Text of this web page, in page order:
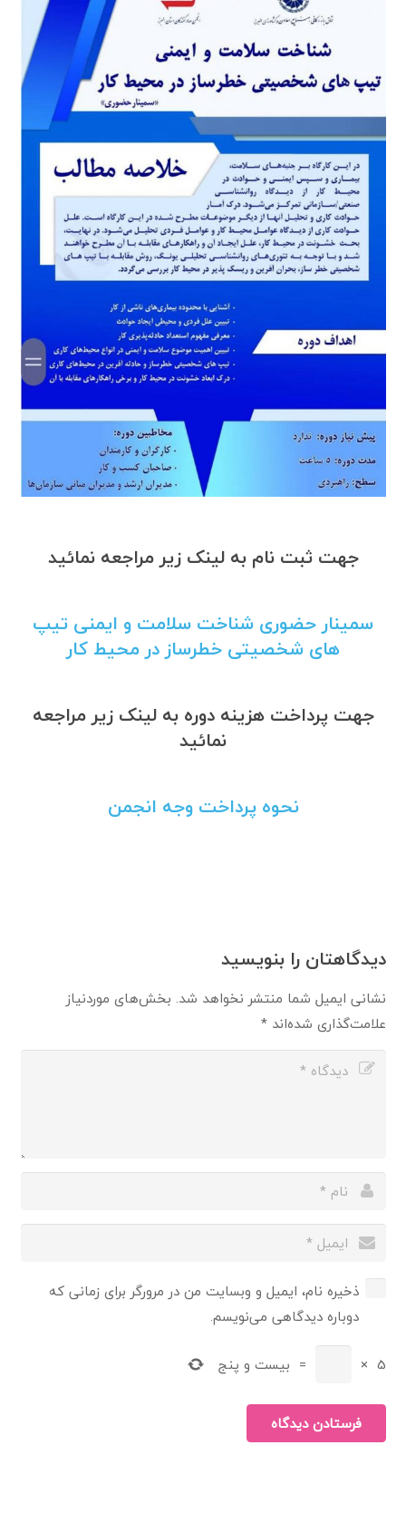
جهت ثبت نام به لینک زیر مراجعه نمائید
سمینار حضوری شناخت سلامت و ایمنی تیپ
های شخصیتی خطرساز در محیط کار
جهت پرداخت هزینه دوره به لینک زیر مراجعه
نمائید
نحوه پرداخت وجه انجمن
دیدگاهتان را بنویسید
نشانی ایمیل شما منتشر نخواهد شد. بخش‌های موردنیاز
علامت‌گذاری شده‌اند*
ذخیره نام، ایمیل و وبسایت من در مرورگر برای زمانی که
دوباره دیدگاهی می‌نویسم.
5
×
= بیست و پنج
فرستادن دیدگاه